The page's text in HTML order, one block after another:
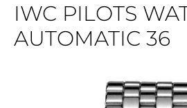
IWC PILOTS
AUTOMATIC 36